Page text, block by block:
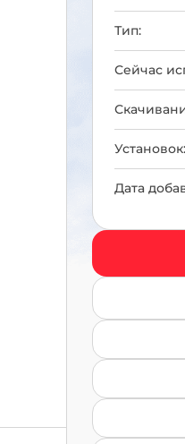
Тип:
Сейчас
Установок:
Дата